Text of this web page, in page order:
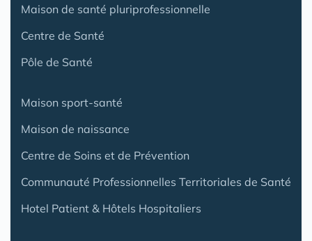
Maison de santé pluriprofessionnelle
Centre de Santé
Pôle de Santé
Maison sport-santé
Maison de naissance
Centre de Soins et de Prévention
Communauté Professionnelles Territoriales de Santé
Hotel Patient & Hôtels Hospitaliers